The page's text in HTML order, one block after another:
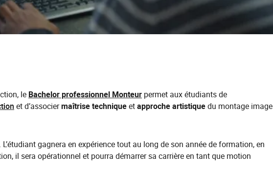
le Bachelor professionnel Monteur permet aux étudiants de
et d’associermaîtrise techniqueetapproche artistiquedu montage image
. L’étudiant gagnera en expérience tout au long de son année de formation, en
il sera opérationnel et pourra démarrer sa carrière en tant que motion